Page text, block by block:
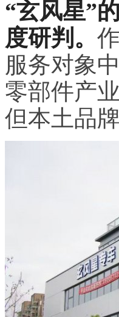
“玄风星”
度研判。
服务对象
零部件产
但本土品